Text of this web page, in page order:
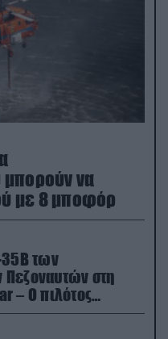
να
με 8 μποφόρ
35B των
στη
– Ο πιλότος
εγκαίρως